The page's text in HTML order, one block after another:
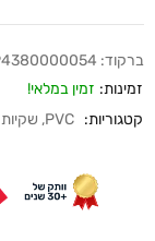
ברקוד:
זמינות: זמין במלאי!
קטגוריות: PVC
, שקיות